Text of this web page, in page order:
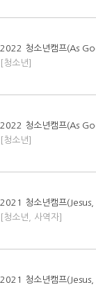
2022 청소년캠프(As
[청소년]
2022 청소년캠프(As
[청소년]
2021 청소년캠프
[청소년, 사역자]
2021 청소년캠프